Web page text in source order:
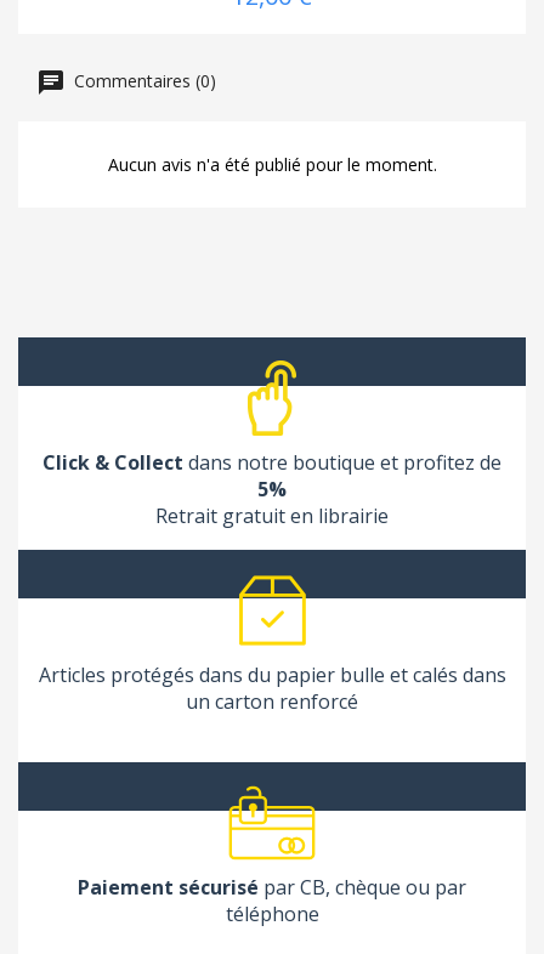
Commentaires (0)
Aucun avis n'a été publié pour le moment.
Click & Collect dans notre boutique et profitez de
5%
Retrait gratuit en librairie
Articles protégés dans du papier bulle et calés dans
un carton renforcé
Paiement sécurisé par CB, chèque ou par
téléphone